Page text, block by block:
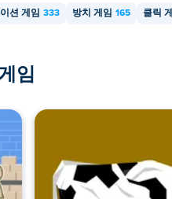
션 게임 333 방치 게임 165 클릭
임